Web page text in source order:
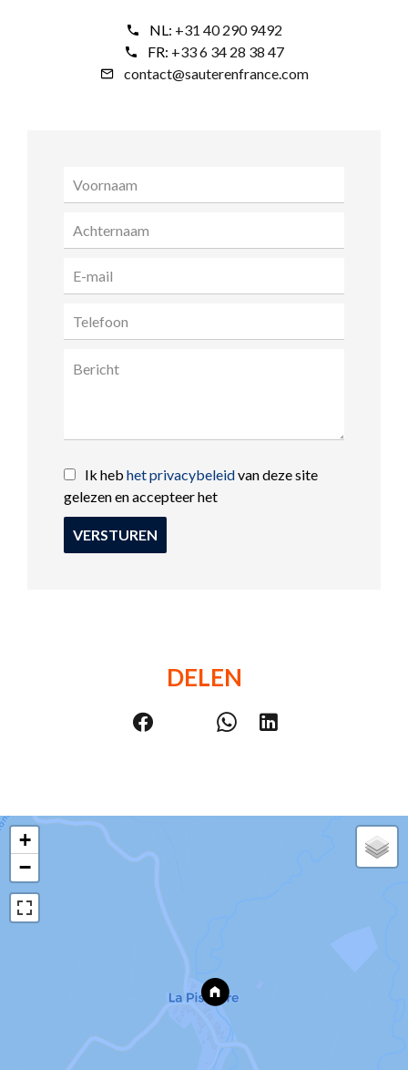
NL: +31 40 290 9492
FR: +33 6 34 28 38 47
contact@sauterenfrance.com
Ik heb het privacybeleidvan deze site
gelezen en accepteer het
VERSTUREN
DELEN
+
−